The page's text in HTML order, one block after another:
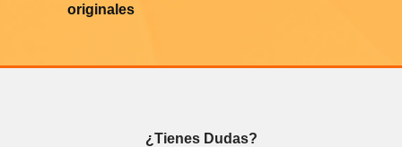
originales
¿Tienes Dudas?